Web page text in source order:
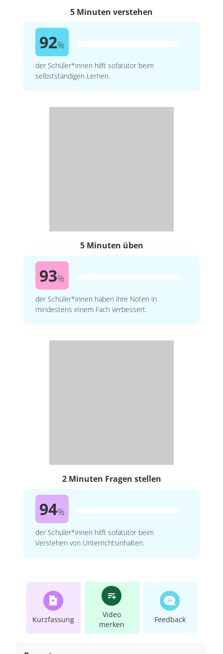
5 Minuten verstehen
92%
der Schüler*innen hilft sofatutor beim
selbstständigen Lernen.
5 Minuten üben
93%
der Schüler*innen haben ihre Noten in
mindestens einem Fach verbessert.
2 Minuten Fragen stellen
94%
der Schüler*innen hilft sofatutor beim
Verstehen von Unterrichtsinhalten.
Kurzfassung
Video
merken
Feedback